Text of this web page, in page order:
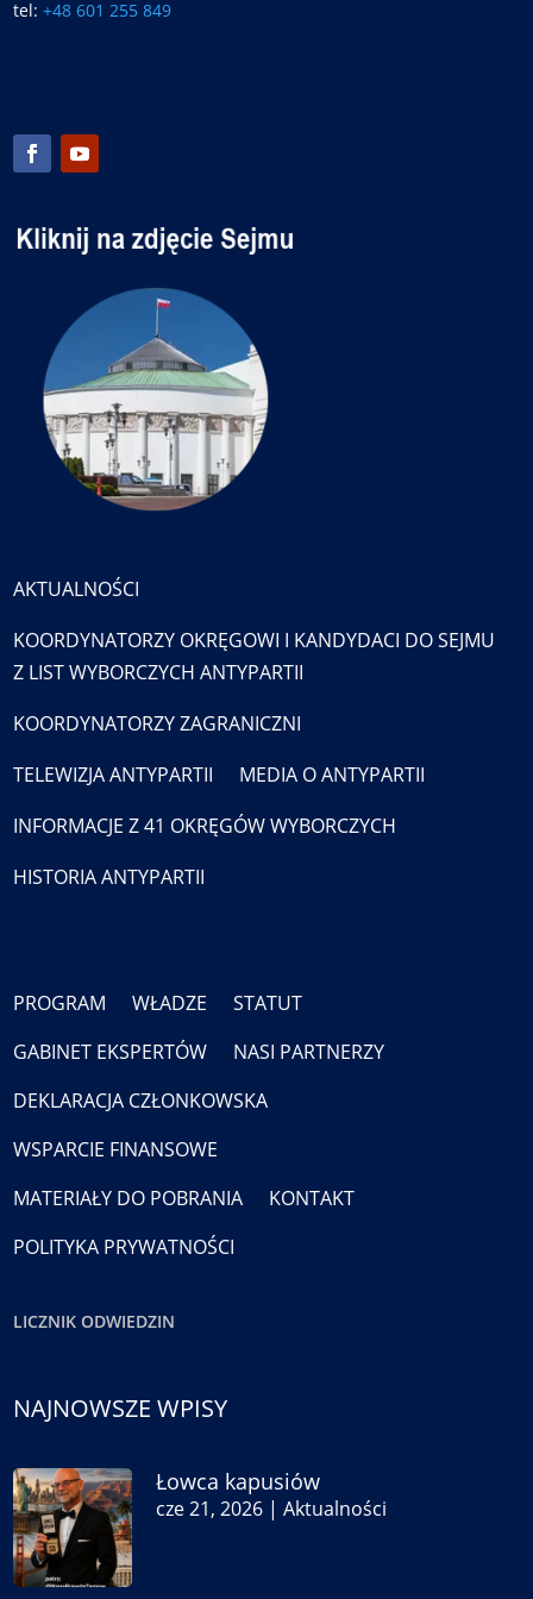
tel:+48 601 255 849
AKTUALNOŚCI
KOORDYNATORZY OKRĘGOWI I KANDYDACI DO SEJMU
Z LIST WYBORCZYCH ANTYPARTII
KOORDYNATORZY ZAGRANICZNI
TELEWIZJA ANTYPARTII
MEDIA O ANTYPARTII
INFORMACJE Z 41 OKRĘGÓW WYBORCZYCH
HISTORIA ANTYPARTII
PROGRAM WŁADZE
STATUT
GABINET EKSPERTÓW
NASI PARTNERZY
DEKLARACJA CZŁONKOWSKA
WSPARCIE FINANSOWE
MATERIAŁY DO POBRANIA
KONTAKT
POLITYKA PRYWATNOŚCI
LICZNIK ODWIEDZIN
NAJNOWSZE WPISY
Łowca kapusiów
cze 21, 2026 |Aktualności